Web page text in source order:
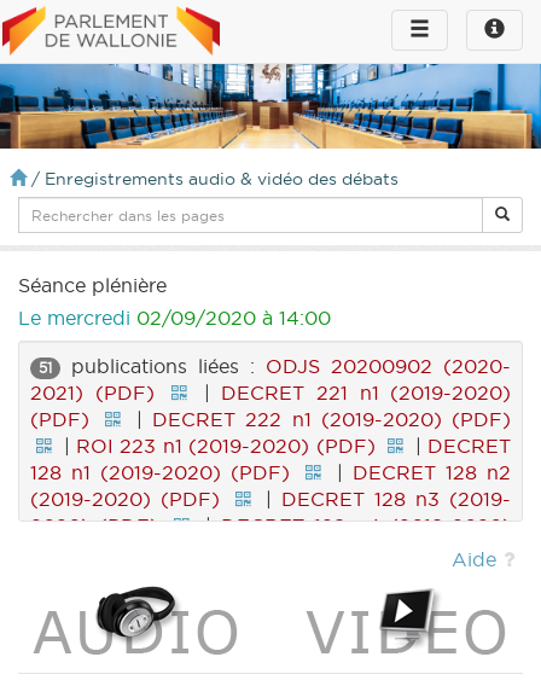
Toggle
infos
Toggle
navigation
/ Enregistrements audio & vidéo des débats
Séance plénière
Le mercredi 02/09/2020 à 14:00
51 publications liées : ODJS 20200902 (2020-
2021) (PDF)
| DECRET 221 n1 (2019-2020)
(PDF)
| DECRET 222 n1 (2019-2020) (PDF)
| ROI 223 n1 (2019-2020) (PDF) | DECRET
128 n1 (2019-2020) (PDF)
| DECRET 128 n2
(2019-2020) (PDF)
| DECRET 128 n3 (2019-
2020) (PDF)
|DECRET 128 n4 (2019-2020)
DECRET 128 n5 (2019-2020) (PDF)
DECRET 129 n1 (2019-2020) (PDF)
|DECRET
129 n2 (2019-2020) (PDF)
|
DECRET 129 n3
(2019-2020) (PDF)
DECRET 129 n4 (2019-
Aide